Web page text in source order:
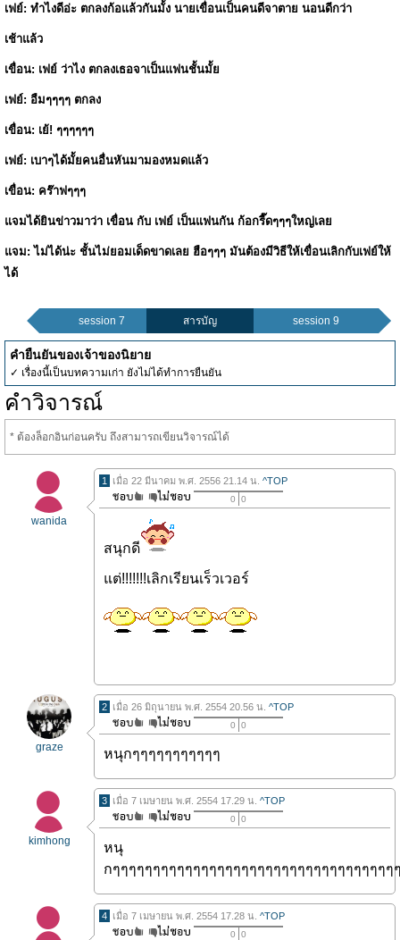
เฟย์: ทำไงดีอ่ะ ตกลงก้อแล้วกันมั้ง นายเขื่อนเป็นคนดีจาตาย นอนดีกว่า
เช้าแล้ว
เขื่อน: เฟย์ ว่าไง ตกลงเธอจาเป็นแฟนชั้นมั้ย
เฟย์: อืมๆๆๆๆ ตกลง
เขื่อน: เย้! ๆๆๆๆๆๆ
เฟย์: เบาๆได้มั้ยคนอื่นหันมามองหมดแล้ว
เขื่อน: คร๊าฟๆๆๆ
แจมได้ยินข่าวมาว่า เขื่อน กับ เฟย์ เป็นแฟนกัน ก้อกรี๊ดๆๆๆใหญ่เลย
แจม: ไม่ได้น่ะ ชั้นไม่ยอมเด็ดขาดเลย ฮือๆๆๆ มันต้องมีวิธีให้เขื่อนเลิกกับเฟย์ให้
ได้
session 7 สารบัญ session 9
คำยืนยันของเจ้าของนิยาย
✓ เรื่องนี้เป็นบทความเก่า ยังไม่ได้ทำการยืนยัน
คำวิจารณ์
* ต้องล็อกอินก่อนครับ ถึงสามารถเขียนวิจารณ์ได้
wanida
1 เมื่อ 22 มีนาคม พ.ศ. 2556 21.14 น. ^TOP
0 0
สนุกดี
แต่!!!!!!!เลิกเรียนเร็วเวอร์
graze
2 เมื่อ 26 มิถุนายน พ.ศ. 2554 20.56 น. ^TOP
0 0
หนุกๆๆๆๆๆๆๆๆๆๆๆ
kimhong
3 เมื่อ 7 เมษายน พ.ศ. 2554 17.29 น. ^TOP
0 0
หนุ
กๆๆๆๆๆๆๆๆๆๆๆๆๆๆๆๆๆๆๆๆๆๆๆๆๆๆๆๆๆๆๆๆๆๆๆ
4 เมื่อ 7 เมษายน พ.ศ. 2554 17.28 น. ^TOP
0 0